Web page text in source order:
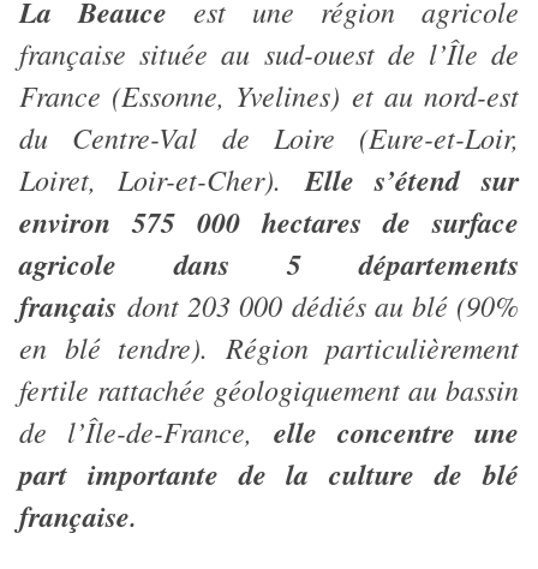
La Beauce est une région agricole
française située au sud-ouest de l’Île de
France (Essonne, Yvelines) et au nord-est
du Centre-Val de Loire (Eure-et-Loir,
Loiret, Loir-et-Cher). Elle s’étend sur
environ 575 000 hectares de surface
agricole dans 5 départements
français dont 203 000 dédiés au blé (90%
en blé tendre). Région particulièrement
fertile rattachée géologiquement au bassin
de l’Île-de-France, elle concentre une
part importante de la culture de blé
française.